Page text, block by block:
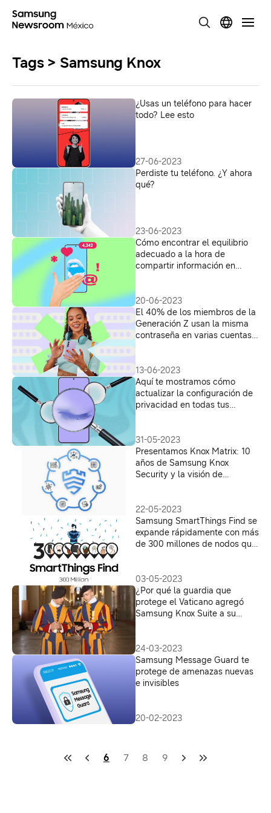
Tags > Samsung Knox
¿Usas un teléfono para hacer
todo? Lee esto
27-06-2023
Perdiste tu teléfono. ¿Y ahora
qué?
23-06-2023
Cómo encontrar el equilibrio
adecuado a la hora de
compartir información en
20-06-2023
El 40% de los miembros de la
Generación Z usan la misma
contraseña en varias cuentas
13-06-2023
Aquí te mostramos cómo
actualizar la configuración de
privacidad en todas tus
31-05-2023
Presentamos Knox Matrix: 10
años de Samsung Knox
Security y la visión de
22-05-2023
Samsung SmartThings Find se
expande rápidamente con más
de 300 millones de nodos que
03-05-2023
¿Por qué la guardia que
protege el Vaticano agregó
Samsung Knox Suite a su
24-03-2023
Samsung Message Guard te
protege de amenazas nuevas
e invisibles
20-02-2023
6 7 8 9